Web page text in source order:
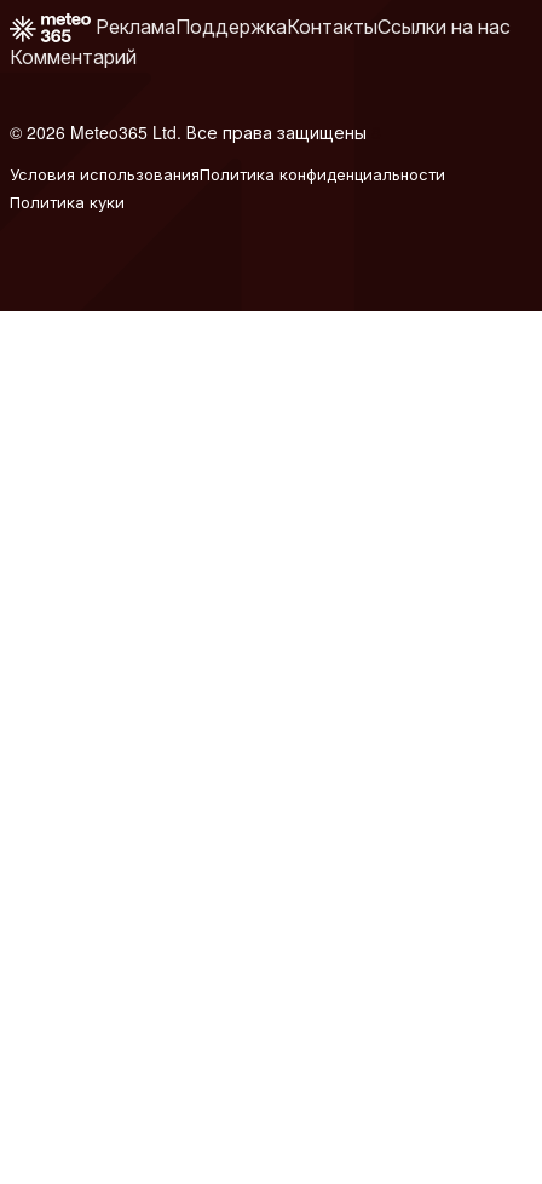
РекламаПоддержкаКонтактыСсылки на нас
Комментарий
© 2026 Meteo365 Ltd. Все права защищены
Условия использованияПолитика конфиденциальности
Политика куки